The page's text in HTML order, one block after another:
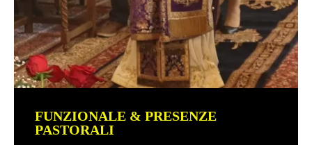
FUNZIONALE & PRESENZE
PASTORALI